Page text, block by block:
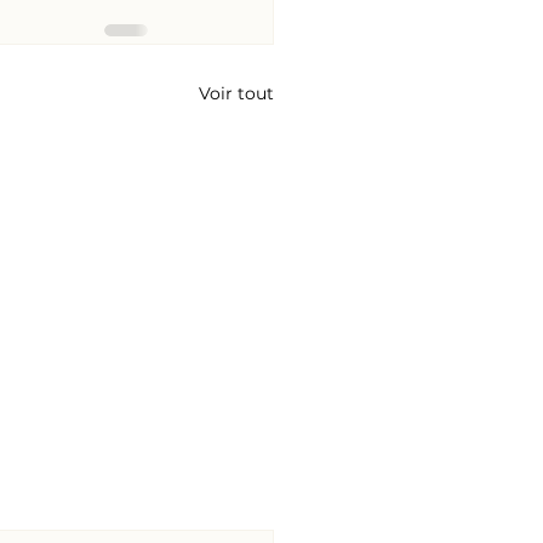
Voir tout